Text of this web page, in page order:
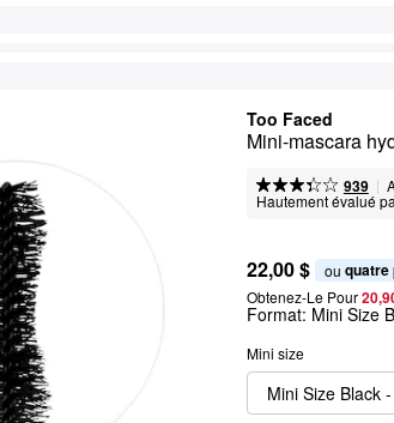
Too Faced
Mini-mascara
939 |
Hautement évalué
22,00 $ ou quatre
Obtenez-Le Pour
Format: Mini Size
Mini size
Mini Size Black